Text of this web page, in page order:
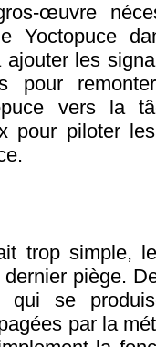
œuvre
Yoctopuce
les
pour
vers la
pour piloter
trop simple,
piège.
qui se
par la